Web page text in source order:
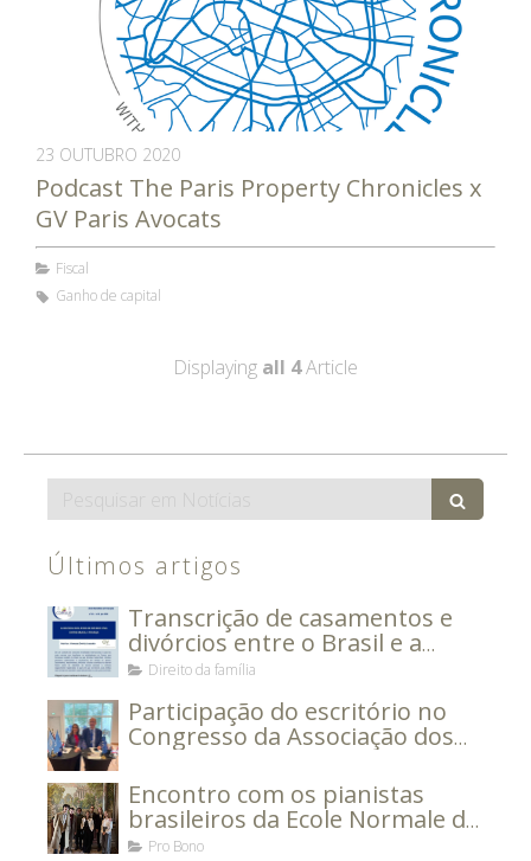
23 OUTUBRO 2020
Podcast The Paris Property Chronicles x
GV Paris Avocats
Fiscal
Ganho de capital
Displaying all 4Article
Últimos artigos
Transcrição de casamentos e
divórcios entre o Brasil e a
França
Direito da família
Participação do escritório no
Congresso da Associação dos
Encontro com os pianistas
brasileiros da Ecole Normale de
Musique de Paris Alfred Cortot
Pro Bono